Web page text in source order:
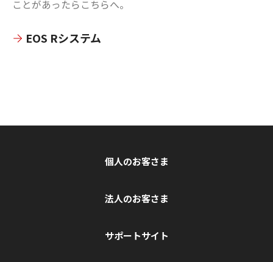
ことがあったらこちらへ。
EOS Rシステム
個人のお客さま
法人のお客さま
サポートサイト